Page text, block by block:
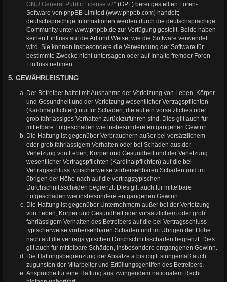
GNU General Public License v2“ (GPL) bereitgestellten Foren-
Software von phpBB Limited (www.phpbb.com) handelt;
deutschsprachige Informationen werden durch die deutschsprachige
Community unter www.phpbb.de zur Verfügung gestellt. Beide haben
keinen Einfluss auf die Art und Weise, wie die Software verwendet
wird. Sie können insbesondere die Verwendung der Software für
bestimmte Zwecke nicht untersagen oder auf Inhalte fremder Foren
Einfluss nehmen.
5. GEWÄHRLEISTUNG
Der Betreiber haftet mit Ausnahme der Verletzung von Leben, Körper
und Gesundheit und der Verletzung wesentlicher Vertragspflichten
(Kardinalpflichten) nur für Schäden, die auf ein vorsätzliches oder
grob fahrlässiges Verhalten zurückzuführen sind. Dies gilt auch für
mittelbare Folgeschäden wie insbesondere entgangenen Gewinn.
Die Haftung ist gegenüber Verbrauchern außer bei vorsätzlichem
oder grob fahrlässigem Verhalten oder bei Schäden aus der
Verletzung von Leben, Körper und Gesundheit und der Verletzung
wesentlicher Vertragspflichten (Kardinalpflichten) auf die bei
Vertragsschluss typischerweise vorhersehbaren Schäden und im
übrigen der Höhe nach auf die vertragstypischen
Durchschnittsschäden begrenzt. Dies gilt auch für mittelbare
Folgeschäden wie insbesondere entgangenen Gewinn.
Die Haftung ist gegenüber Unternehmern außer bei der Verletzung
von Leben, Körper und Gesundheit oder vorsätzlichem oder grob
fahrlässigem Verhalten des Betreibers auf die bei Vertragsschluss
typischerweise vorhersehbaren Schäden und im Übrigen der Höhe
nach auf die vertragstypischen Durchschnittsschäden begrenzt. Dies
gilt auch für mittelbare Schäden, insbesondere entgangenen Gewinn.
Die Haftungsbegrenzung der Absätze a bis c gilt sinngemäß auch
zugunsten der Mitarbeiter und Erfüllungsgehilfen des Betreibers.
Ansprüche für eine Haftung aus zwingendem nationalem Recht